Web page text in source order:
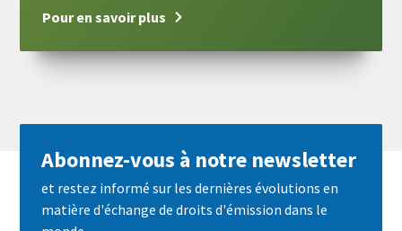
Pour en savoir plus
Abonnez-vous à notre newsletter
et restez informé sur les dernières évolutions en
matière d'échange de droits d'émission dans le